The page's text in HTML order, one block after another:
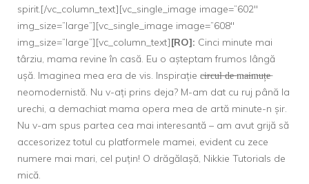
spirit.[/vc_column_text][vc_single_image image=”602″
img_size=”large”][vc_single_image image=”608″
img_size=”large”][vc_column_text][RO]: Cinci minute mai
târziu, mama revine în casă. Eu o așteptam frumos lângă
ușă. Imaginea mea era de vis. Inspirație c̶i̶r̶c̶u̶l̶ ̶d̶e̶ ̶m̶a̶i̶m̶u̶ț̶e̶
neomodernistă. Nu v-ați prins deja? M-am dat cu ruj până la
urechi, a demachiat mama opera mea de artă minute-n șir.
Nu v-am spus partea cea mai interesantă – am avut grijă să
accesorizez totul cu platformele mamei, evident cu zece
numere mai mari, cel puțin! O drăgălașă, Nikkie Tutorials de
mică.